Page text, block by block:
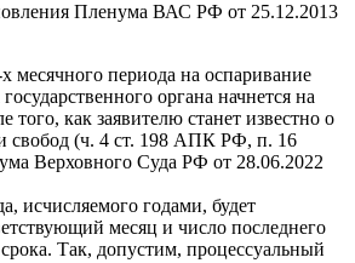
Пленума ВАС РФ от 25.12.2013
месячного периода на оспаривание
органа начнется на
того, как заявителю станет известно о
свобод (ч. 4 ст. 198 АПК РФ, п. 16
Верховного Суда РФ от 28.06.2022
исчисляемого годами, будет
месяц и число последнего
Так, допустим, процессуальный